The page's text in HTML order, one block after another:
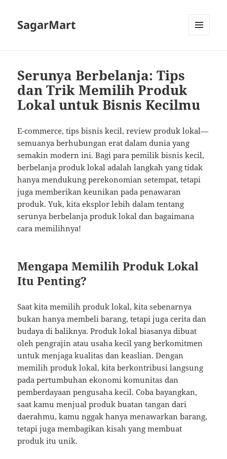
SagarMart
Serunya Berbelanja: Tips
dan Trik Memilih Produk
Lokal untuk Bisnis Kecilmu
E-commerce, tips bisnis kecil, review produk lokal—
semuanya berhubungan erat dalam dunia yang
semakin modern ini. Bagi para pemilik bisnis kecil,
berbelanja produk lokal adalah langkah yang tidak
hanya mendukung perekonomian setempat, tetapi
juga memberikan keunikan pada penawaran
produk. Yuk, kita eksplor lebih dalam tentang
serunya berbelanja produk lokal dan bagaimana
cara memilihnya!
Mengapa Memilih Produk Lokal
Itu Penting?
Saat kita memilih produk lokal, kita sebenarnya
bukan hanya membeli barang, tetapi juga cerita dan
budaya di baliknya. Produk lokal biasanya dibuat
oleh pengrajin atau usaha kecil yang berkomitmen
untuk menjaga kualitas dan keaslian. Dengan
memilih produk lokal, kita berkontribusi langsung
pada pertumbuhan ekonomi komunitas dan
pemberdayaan pengusaha kecil. Coba bayangkan,
saat kamu menjual produk buatan tangan dari
daerahmu, kamu nggak hanya menawarkan barang,
tetapi juga membagikan kisah yang membuat
produk itu unik.